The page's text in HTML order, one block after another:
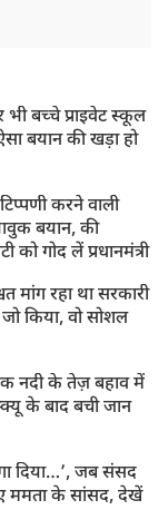
भी बच्चे प्राइवेट स्कूल
बयान की खड़ा हो
करने वाली
बयान, की
को गोद लें प्रधानमंत्री
मांग रहा था सरकारी
किया, वो सोशल
नदी के तेज़ बहाव में
के बाद बची जान
दिया…’, जब संसद
ममता के सांसद, देखें